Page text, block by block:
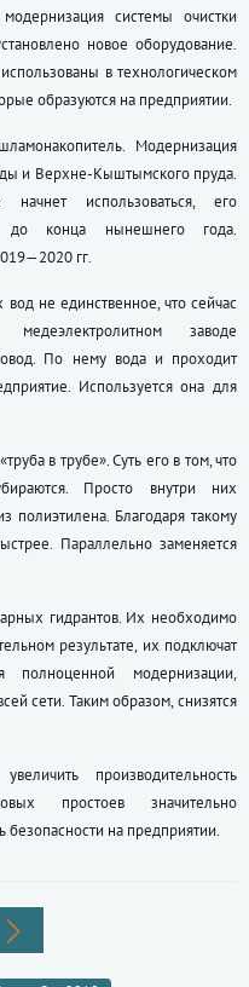
системы очистки
новое оборудование.
в технологическом
образуются на предприятии.
Модернизация
и Верхне-Кыштымского пруда.
использоваться, его
до конца нынешнего года.
гг.
не единственное, что сейчас
заводе
По нему вода и проходит
Используется она для
в трубе». Суть его в том, что
Просто внутри них
Благодаря такому
Параллельно заменяется
гидрантов. Их необходимо
результате, их подключат
полноценной модернизации,
сети. Таким образом, снизятся
производительность
простоев значительно
на предприятии.